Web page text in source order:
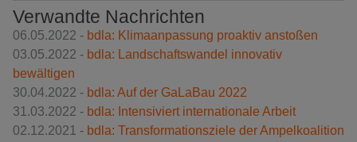
Verwandte Nachrichten
06.05.2022 - bdla: Klimaanpassung proaktiv anstoßen
03.05.2022 - bdla: Landschaftswandel innovativ
bewältigen
30.04.2022 - bdla: Auf der GaLaBau 2022
31.03.2022 - bdla: Intensiviert internationale Arbeit
02.12.2021 - bdla: Transformationsziele der Ampelkoalition